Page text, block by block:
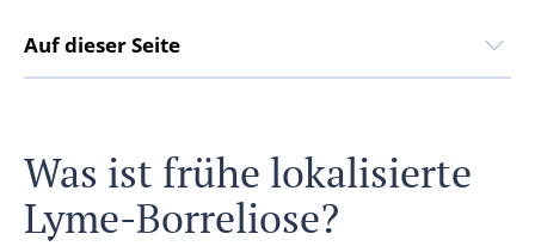
Auf dieser Seite
Was ist frühe lokalisierte
Lyme-Borreliose?